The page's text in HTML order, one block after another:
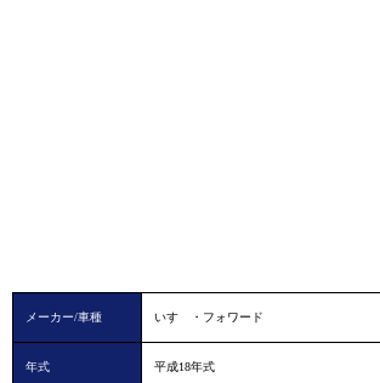
メーカー/車種 いすゞ・フォワード
年式 平成18年式